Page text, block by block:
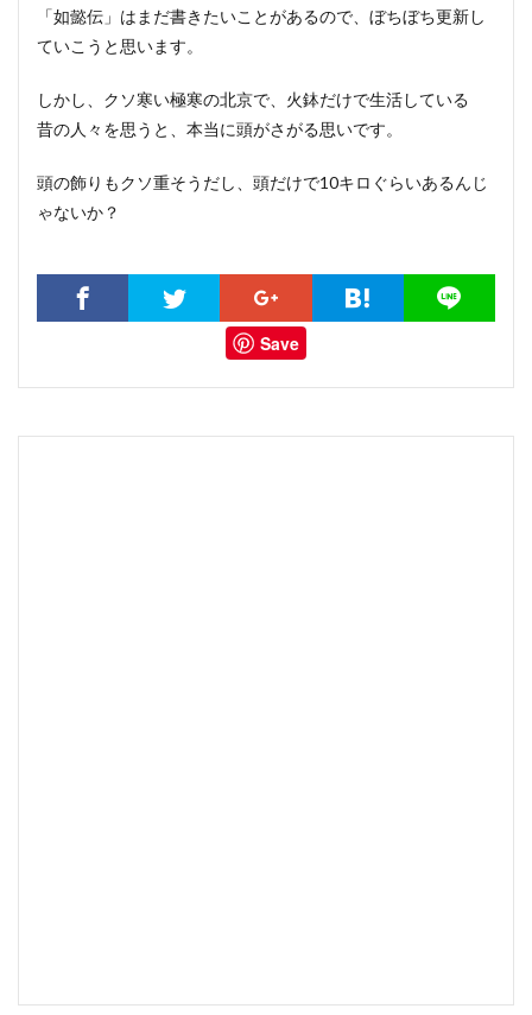
「如懿伝」はまだ書きたいことがあるので、ぼちぼち更新し
ていこうと思います。
しかし、クソ寒い極寒の北京で、火鉢だけで生活している
昔の人々を思うと、本当に頭がさがる思いです。
頭の飾りもクソ重そうだし、頭だけで10キロぐらいあるんじ
ゃないか？
Save